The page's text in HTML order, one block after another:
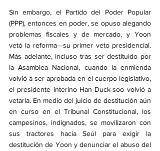
Sin embargo, el Partido del Poder Popular
(PPP), entonces en poder, se opuso alegando
problemas fiscales y de mercado, y Yoon
vetó la reforma—su primer veto presidencial.
Más adelante, incluso tras ser destituido por
la Asamblea Nacional, cuando la enmienda
volvió a ser aprobada en el cuerpo legislativo,
el presidente interino Han Duck-soo volvió a
vetarla. En medio del juicio de destitución aún
en curso en el Tribunal Constitucional, los
campesinos, indignados, se movilizaron con
sus tractores hacia Seúl para exigir la
destitución de Yoon y denunciar el abuso del